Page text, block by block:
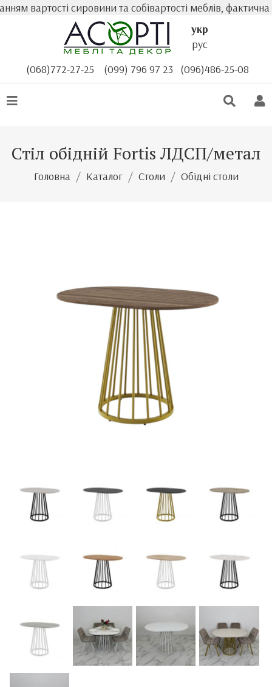
сировини та собівартості меблів, фактична
укр
рус
(068)772-27-25
(099) 796 97 23 (096)486-25-08
Стіл обідній Fortis ЛДСП/метал
Головна Каталог Столи Обідні столи